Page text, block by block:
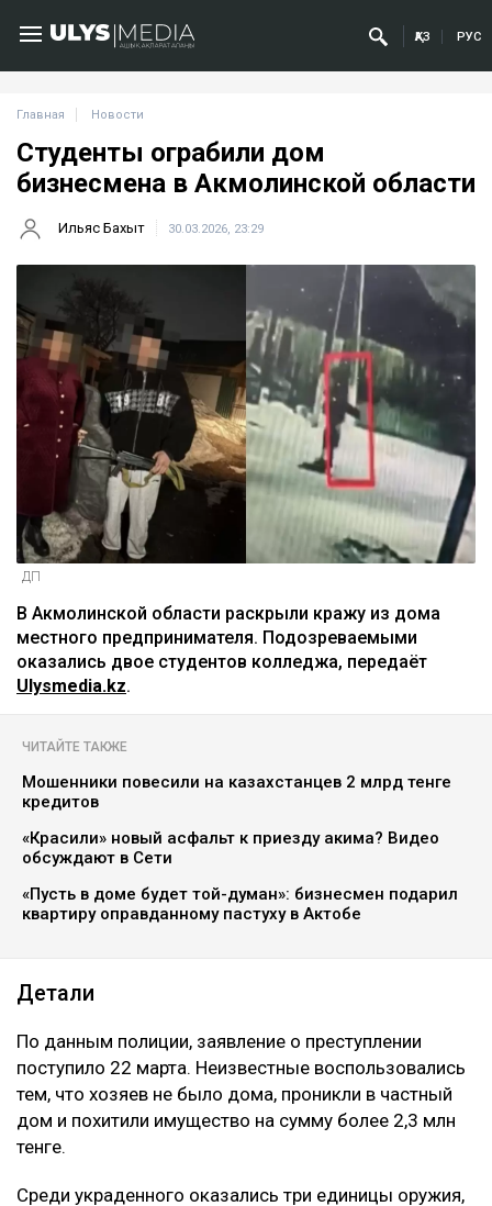
ҚАЗ РУС
Главная Новости
Студенты ограбили дом
бизнесмена в Акмолинской области
Ильяс Бахыт 30.03.2026, 23:29
ДП
В Акмолинской области раскрыли кражу из дома
местного предпринимателя. Подозреваемыми
оказались двое студентов колледжа, передаёт
Ulysmedia.kz.
ЧИТАЙТЕ ТАКЖЕ
Мошенники повесили на казахстанцев 2 млрд тенге
кредитов
«Красили» новый асфальт к приезду акима? Видео
обсуждают в Сети
«Пусть в доме будет той-думан»: бизнесмен подарил
квартиру оправданному пастуху в Актобе
Детали
По данным полиции, заявление о преступлении
поступило 22 марта. Неизвестные воспользовались
тем, что хозяев не было дома, проникли в частный
дом и похитили имущество на сумму более 2,3 млн
тенге.
Среди украденного оказались три единицы оружия,